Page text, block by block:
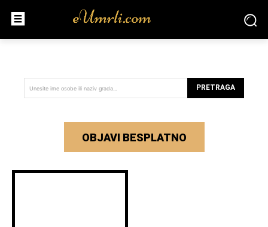
Unesite ime osobe ili naziv grada... PRETRAGA
OBJAVI BESPLATNO